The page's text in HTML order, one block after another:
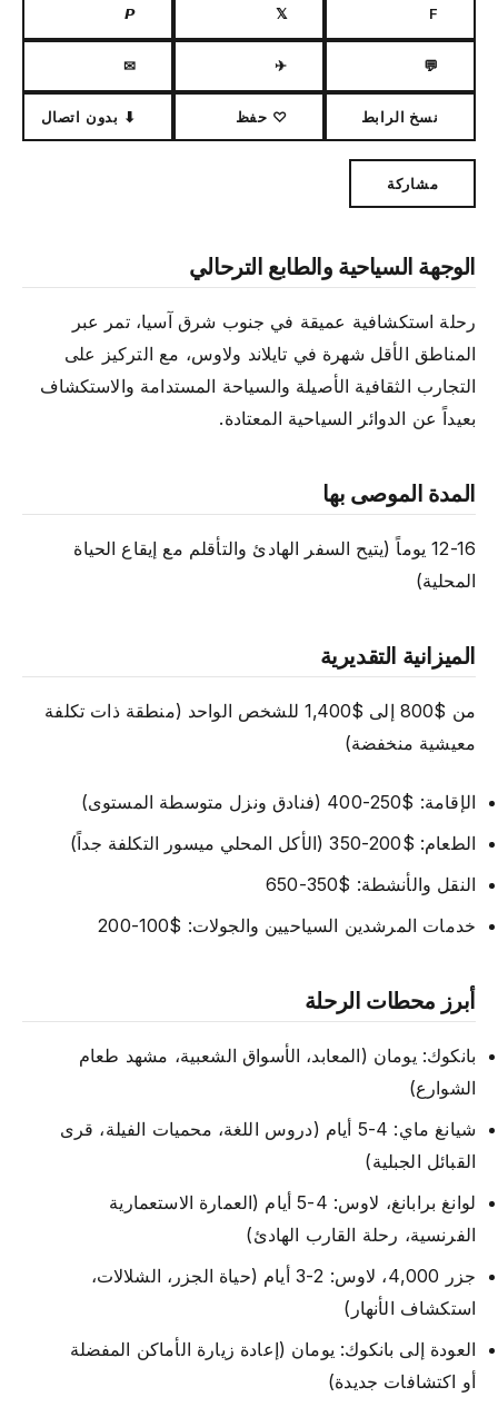
F
𝕏
𝙋
💬
✈
✉
نسخ الرابط ♡ حفظ ⬇ بدون اتصال
مشاركة
الوجهة السياحية والطابع الترحالي
رحلة استكشافية عميقة في جنوب شرق آسيا، تمر عبر
المناطق الأقل شهرة في تايلاند ولاوس، مع التركيز على
التجارب الثقافية الأصيلة والسياحة المستدامة والاستكشاف
بعيداً عن الدوائر السياحية المعتادة.
المدة الموصى بها
12-16 يوماً (يتيح السفر الهادئ والتأقلم مع إيقاع الحياة
المحلية)
الميزانية التقديرية
من $800 إلى $1,400 للشخص الواحد (منطقة ذات تكلفة
معيشية منخفضة)
الإقامة: $250-400 (فنادق ونزل متوسطة المستوى)
الطعام: $200-350 (الأكل المحلي ميسور التكلفة جداً)
النقل والأنشطة: $350-650
خدمات المرشدين السياحيين والجولات: $100-200
أبرز محطات الرحلة
بانكوك: يومان (المعابد، الأسواق الشعبية، مشهد طعام
الشوارع)
شيانغ ماي: 4-5 أيام (دروس اللغة، محميات الفيلة، قرى
القبائل الجبلية)
لوانغ برابانغ، لاوس: 4-5 أيام (العمارة الاستعمارية
الفرنسية، رحلة القارب الهادئ)
جزر 4,000، لاوس: 2-3 أيام (حياة الجزر، الشلالات،
استكشاف الأنهار)
العودة إلى بانكوك: يومان (إعادة زيارة الأماكن المفضلة
أو اكتشافات جديدة)